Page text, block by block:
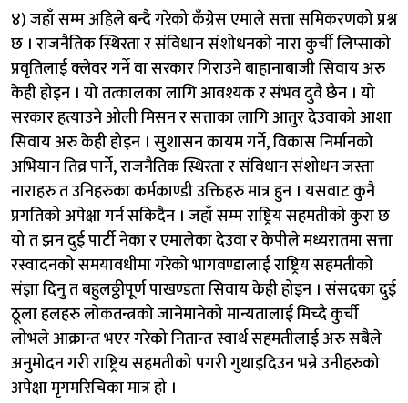
४) जहाँ सम्म अहिले बन्दै गरेको कँग्रेस एमाले सत्ता समिकरणको प्रश्न
छ । राजनैतिक स्थिरता र संविधान संशोधनको नारा कुर्ची लिप्साको
प्रवृतिलाई क्लेवर गर्ने वा सरकार गिराउने बाहानाबाजी सिवाय अरु
केही होइन । यो तत्कालका लागि आवश्यक र संभव दुवै छैन । यो
सरकार हत्याउने ओली मिसन र सत्ताका लागि आतुर देउवाको आशा
सिवाय अरु केही होइन । सुशासन कायम गर्ने, विकास निर्मानको
अभियान तिव्र पार्ने, राजनैतिक स्थिरता र संविधान संशोधन जस्ता
नाराहरु त उनिहरुका कर्मकाण्डी उक्तिहरु मात्र हुन । यसवाट कुनै
प्रगतिको अपेक्षा गर्न सकिदैन । जहाँ सम्म राष्ट्रिय सहमतीको कुरा छ
यो त झन दुई पार्टी नेका र एमालेका देउवा र केपीले मध्यरातमा सत्ता
रस्वादनको समयावधीमा गरेको भागवण्डालाई राष्ट्रिय सहमतीको
संज्ञा दिनु त बहुलठ्ठीपूर्ण पाखण्डता सिवाय केही होइन । संसदका दुई
ठूला हलहरु लोकतन्त्रको जानेमानेको मान्यतालाई मिच्दै कुर्ची
लोभले आक्रान्त भएर गरेको नितान्त स्वार्थ सहमतीलाई अरु सबैले
अनुमोदन गरी राष्ट्रिय सहमतीको पगरी गुथाइदिउन भन्ने उनीहरुको
अपेक्षा मृगमरिचिका मात्र हो ।